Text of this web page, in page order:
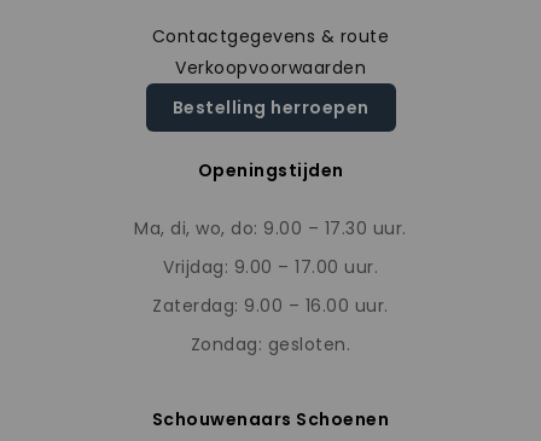
Contactgegevens & route
Verkoopvoorwaarden
Bestelling herroepen
Openingstijden
Ma, di, wo, do: 9.00 – 17.30 uur.
Vrijdag: 9.00 – 17.00 uur.
Zaterdag: 9.00 – 16.00 uur.
Zondag: gesloten.
Schouwenaars Schoenen